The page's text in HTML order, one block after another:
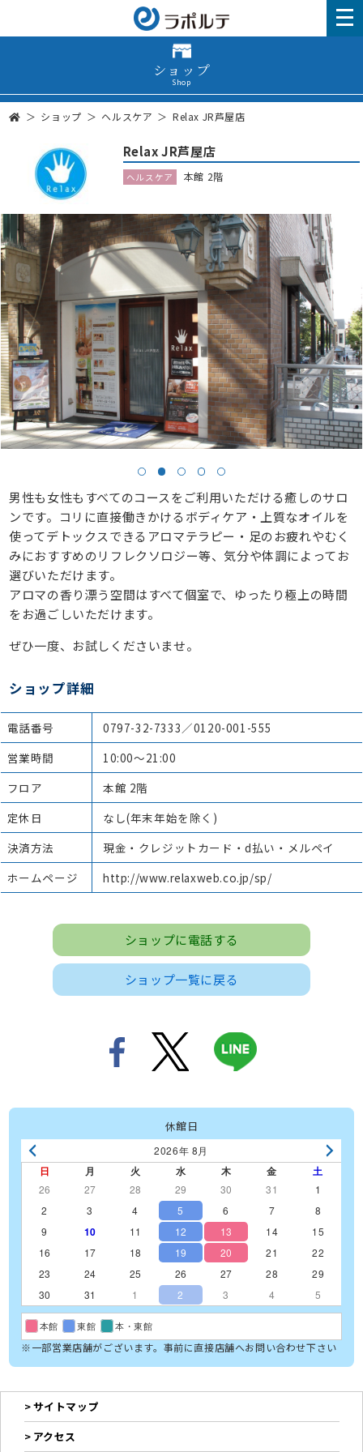
ショップ
Shop
ショップ ヘルスケア Relax JR芦屋店
Relax JR芦屋店
ヘルスケア 本館 2階
男性も女性もすべてのコースをご利用いただける癒しのサロ
ンです。コリに直接働きかけるボディケア・上質なオイルを
使ってデトックスできるアロマテラピー・足のお疲れやむく
みにおすすめのリフレクソロジー等、気分や体調によってお
選びいただけます。
アロマの香り漂う空間はすべて個室で、ゆったり極上の時間
をお過ごしいただけます。
ぜひ一度、お試しくださいませ。
ショップ詳細
電話番号
0797-32-7333／0120-001-555
営業時間
10:00～21:00
フロア
本館 2階
定休日
なし(年末年始を除く)
決済方法
現金・クレジットカード・d払い・メルペイ
ホームページ
http://www.relaxweb.co.jp/sp/
ショップに電話する
ショップ一覧に戻る
休館日
2026年 8月
日 月 火 水 木 金 土
26 27 28 29 30 31
1
2
3 4 5 6 7
8
9
10 11 12 13 14
15
16
17 18 19 20 21
22
23
24 25 26 27 28
29
30
31 1 2 3 4 5
本館 東館 本・東館
※一部営業店舗がございます。事前に直接店舗へお問い合わせ下さい
サイトマップ
アクセス